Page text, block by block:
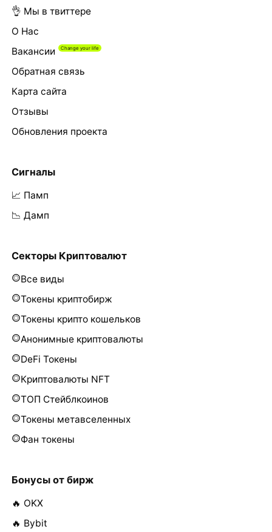
👌 Мы в твиттере
О Нас
Вакансии
Обратная связь
Карта сайта
Отзывы
Обновления проекта
Сигналы
📈 Памп
📉 Дамп
Секторы Криптовалют
Все виды
Токены криптобирж
Токены крипто кошельков
Анонимные криптовалюты
DeFi Токены
Криптовалюты NFT
ТОП Стейблкоинов
Токены метавселенных
Фан токены
Бонусы от бирж
🔥 OKX
🔥 Bybit